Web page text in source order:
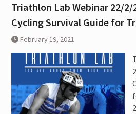
Triathlon Lab Webinar 22/2/
Cycling Survival Guide for
February 19, 2021